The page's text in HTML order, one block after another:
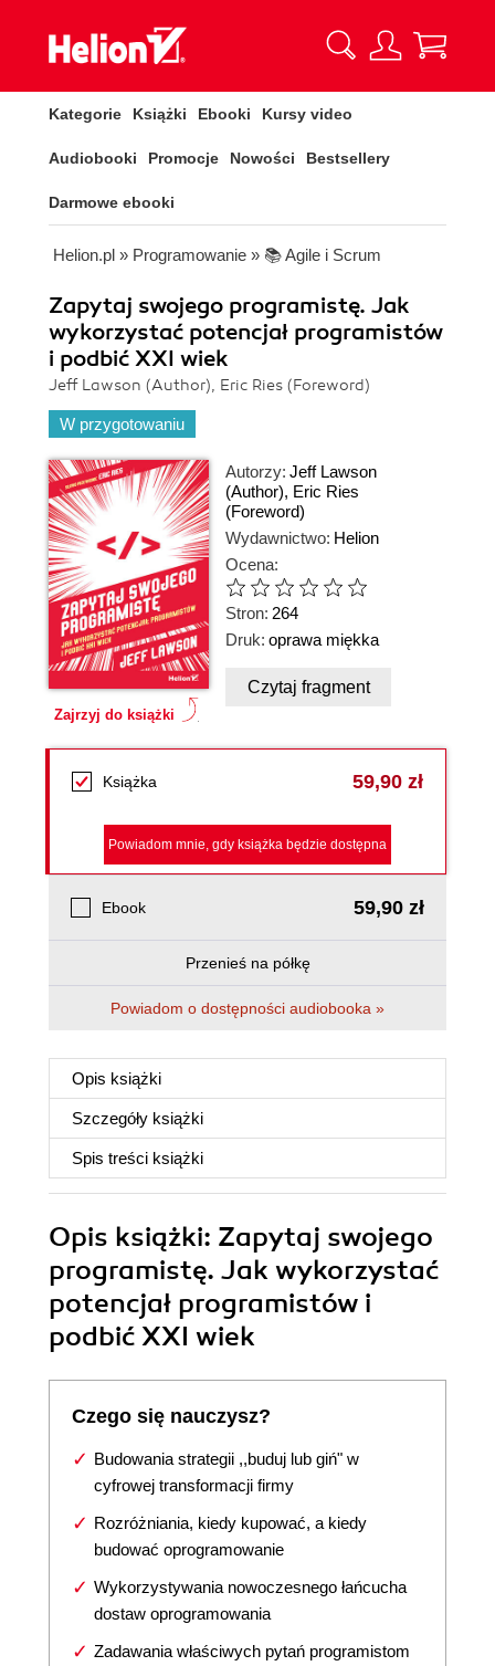
Kategorie Książki Ebooki Kursy video
Audiobooki Promocje Nowości Bestsellery
Darmowe ebooki
Helion.pl » Programowanie » 📚 Agile i Scrum
Zapytaj swojego programistę. Jak
wykorzystać potencjał programistów
i podbić XXI wiek
Jeff Lawson (Author), Eric Ries (Foreword)
W przygotowaniu
Zajrzyj do książki
Autorzy: Jeff Lawson
(Author), Eric Ries
(Foreword)
Wydawnictwo: Helion
Ocena:
Stron: 264
Druk: oprawa miękka
Czytaj fragment
Książka 59,90 zł
Powiadom mnie, gdy książka będzie dostępna
Ebook 59,90 zł
Przenieś na półkę
Powiadom o dostępności audiobooka »
Opis książki
Szczegóły książki
Spis treści książki
Opis książki: Zapytaj swojego
programistę. Jak wykorzystać
potencjał programistów i
podbić XXI wiek
Czego się nauczysz?
Budowania strategii ,,buduj lub giń" w
cyfrowej transformacji firmy
Rozróżniania, kiedy kupować, a kiedy
budować oprogramowanie
Wykorzystywania nowoczesnego łańcucha
dostaw oprogramowania
Zadawania właściwych pytań programistom